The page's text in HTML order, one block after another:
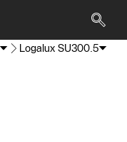
Logalux SU300.5